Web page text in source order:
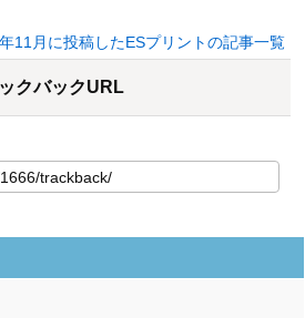
11月に投稿したESプリントの記事一覧
クバックURL